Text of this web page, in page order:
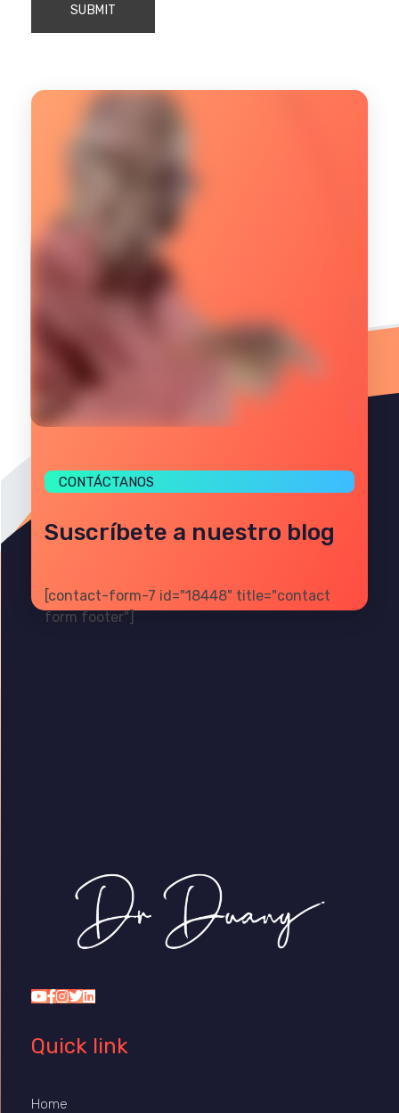
CONTÁCTANOS
Suscríbete a nuestro blog
[contact-form-7 id="18448" title="contact
form footer"]
Quick link
Home